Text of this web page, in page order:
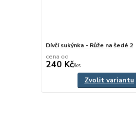
Dívčí sukýnka - Růže na šedé 2
cena od
240 Kč/ks
Zvolit variantu